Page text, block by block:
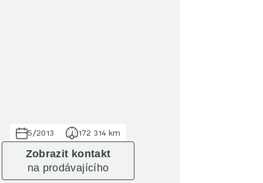
5/2013 172 314 km
Zobrazit kontakt
na prodávajícího